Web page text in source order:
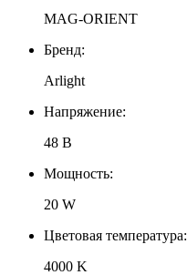
MAG-ORIENT
Бренд:
Arlight
Напряжение:
48 В
Мощность:
20 W
Цветовая температура:
4000 K